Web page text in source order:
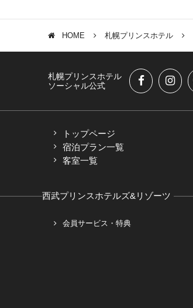
HOME 札幌プリンスホテル
札幌プリンスホテル
ソーシャル公式
トップページ
宿泊プラン一覧
客室一覧
西武プリンスホテルズ&リゾーツ
会員サービス・特典